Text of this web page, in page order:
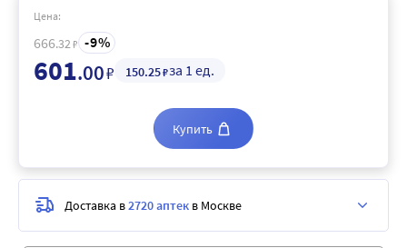
Цена:
666.32 ₽ 9
601.00₽ 150.25₽за 1 ед.
Купить
Доставка в2720 аптек в Москве